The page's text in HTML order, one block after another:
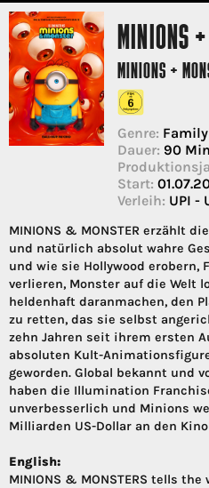
MINIONS
MINIONS +
Genre: Family
Dauer: 90
Start:
Verleih: UPI -
MINIONS & MONSTER erzählt
und natürlich absolut wahre
und wie sie Hollywood erobern,
verlieren, Monster auf die Welt
heldenhaft daranmachen, den
zu retten, das sie selbst
zehn Jahren seit ihrem ersten
absoluten Kult-
geworden. Global bekannt und
haben die Illumination
unverbesserlich und Minions
Milliarden US-Dollar an den
English:
MINIONS & MONSTERS tells